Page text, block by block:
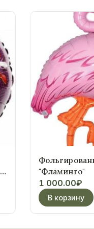
"Фламинго"
1 000.00₽
В корзину